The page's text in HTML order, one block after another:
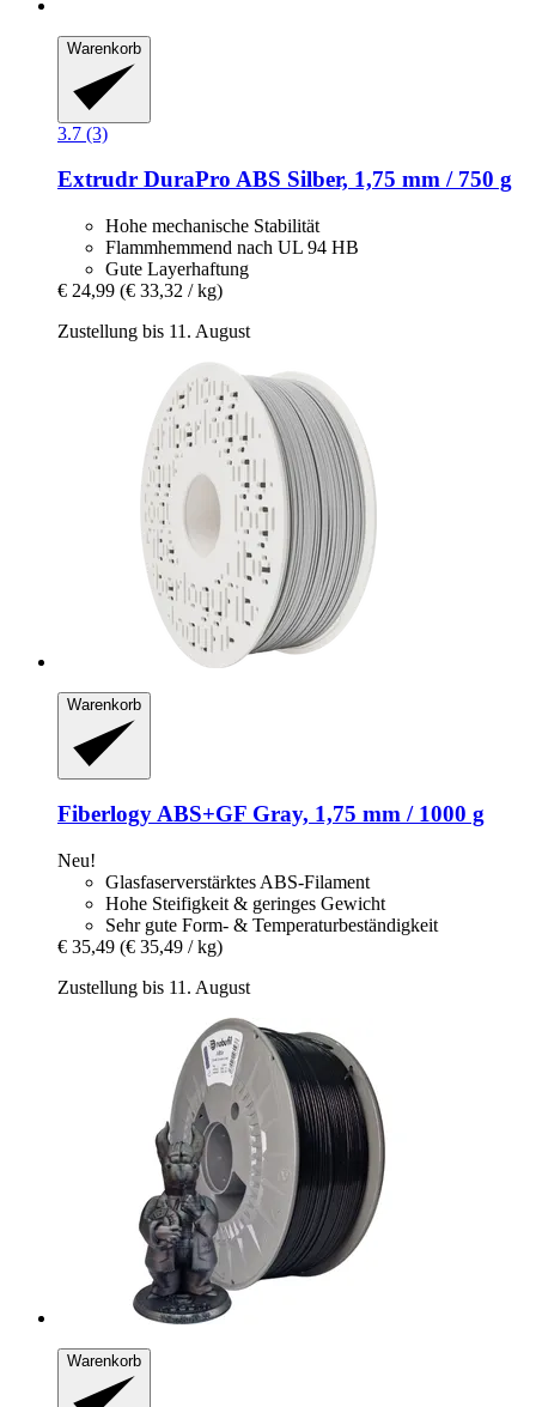
Warenkorb
3.7 (3)
Extrudr DuraPro ABS Silber, 1,75 mm / 750 g
Hohe mechanische Stabilität
Flammhemmend nach UL 94 HB
Gute Layerhaftung
€ 24,99 (€ 33,32 / kg)
Zustellung bis 11. August
Warenkorb
FiberlogyABS+GF Gray, 1,75 mm / 1000 g
Neu!
Glasfaserverstärktes ABS-Filament
Hohe Steifigkeit & geringes Gewicht
Sehr gute Form- & Temperaturbeständigkeit
€ 35,49 (€ 35,49 / kg)
Zustellung bis 11. August
Warenkorb